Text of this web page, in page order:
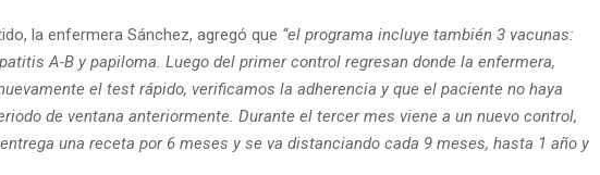
la enfermera Sánchez, agregó que “el programa incluye también 3 vacunas:
A-B y papiloma. Luego del primer control regresan donde la enfermera,
el test rápido, verificamos la adherencia y que el paciente no haya
de ventana anteriormente. Durante el tercer mes viene a un nuevo control,
una receta por 6 meses y se va distanciando cada 9 meses, hasta 1 año y